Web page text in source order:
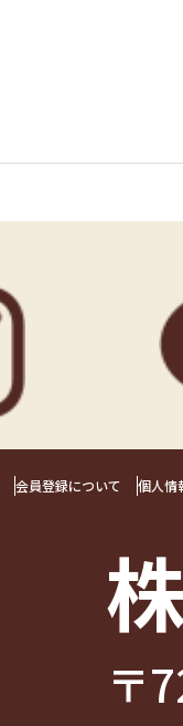
会員登録について 個人情
〒